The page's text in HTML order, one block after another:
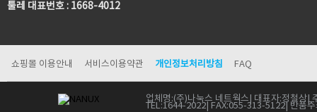
툴레 대표번호 : 1668-4012
쇼핑몰 이용안내 서비스이용약관 개인정보처리방침 FAQ
업체명:(주)나눅스 네트웍스 | 대표자:정철상|
TEL:1644-2022 | FAX:055-313-5122 | 반품